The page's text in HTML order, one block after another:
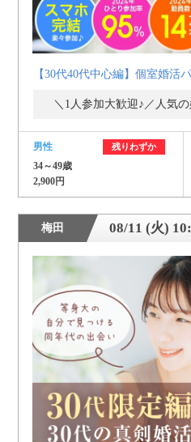
【30代40代中心編】個室婚活
＼1人参加大歓迎♪／人気
男性 残りわずか
34～49歳
2,900円
梅田 08/11 (火)